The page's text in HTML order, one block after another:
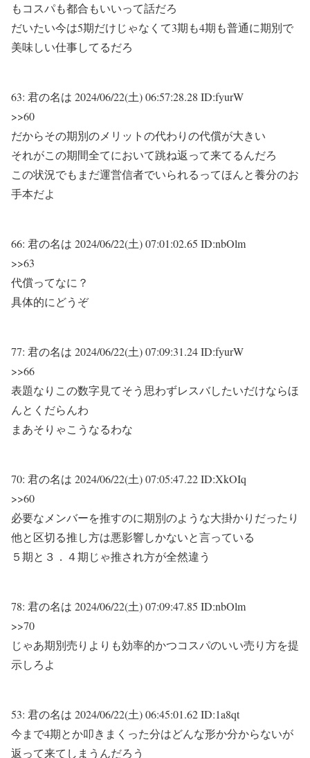
もコスパも都合もいいって話だろ
だいたい今は5期だけじゃなくて3期も4期も普通に期別で
美味しい仕事してるだろ
63: 君の名は 2024/06/22(土) 06:57:28.28 ID:fyurW
>>60
だからその期別のメリットの代わりの代償が大きい
それがこの期間全てにおいて跳ね返って来てるんだろ
この状況でもまだ運営信者でいられるってほんと養分のお
手本だよ
66: 君の名は 2024/06/22(土) 07:01:02.65 ID:nbOlm
>>63
代償ってなに？
具体的にどうぞ
77: 君の名は 2024/06/22(土) 07:09:31.24 ID:fyurW
>>66
表題なりこの数字見てそう思わずレスバしたいだけならほ
んとくだらんわ
まあそりゃこうなるわな
70: 君の名は 2024/06/22(土) 07:05:47.22 ID:XkOIq
>>60
必要なメンバーを推すのに期別のような大掛かりだったり
他と区切る推し方は悪影響しかないと言っている
５期と３．４期じゃ推され方が全然違う
78: 君の名は 2024/06/22(土) 07:09:47.85 ID:nbOlm
>>70
じゃあ期別売りよりも効率的かつコスパのいい売り方を提
示しろよ
53: 君の名は 2024/06/22(土) 06:45:01.62 ID:1a8qt
今まで4期とか叩きまくった分はどんな形か分からないが
返って来てしまうんだろう